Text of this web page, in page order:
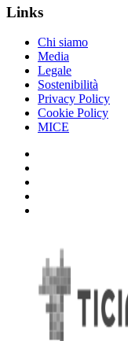
Links
Chi siamo
Media
Legale
Sostenibilità
Privacy Policy
Cookie Policy
MICE